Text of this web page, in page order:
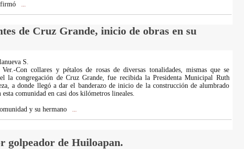
de Cruz Grande, inicio de obras en su
S.
Con collares y pétalos de rosas de diversas tonalidades, mismas que se
la congregación de Cruz Grande, fue recibida la Presidenta Municipal Ruth
a donde llegó a dar el banderazo de inicio de la construcción de alumbrado
esta comunidad en casi dos kilómetros lineales.
y su hermano
golpeador de Huiloapan.